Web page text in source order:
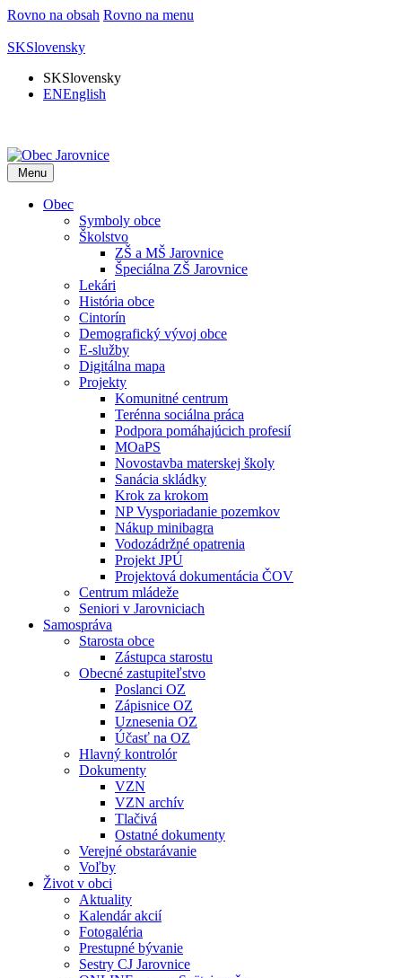
Rovno na obsah Rovno na menu
SKSlovensky
SKSlovensky
ENEnglish
Menu
Obec
Symboly obce
Školstvo
ZŠ a MŠ Jarovnice
Špeciálna ZŠ Jarovnice
Lekári
História obce
Cintorín
Demografický vývoj obce
E-služby
Digitálna mapa
Projekty
Komunitné centrum
Terénna sociálna práca
Podpora pomáhajúcich profesií
MOaPS
Novostavba materskej školy
Sanácia skládky
Krok za krokom
NP Vysporiadanie pozemkov
Nákup minibagra
Vodozádržné opatrenia
Projekt JPÚ
Projektová dokumentácia ČOV
Centrum mládeže
Seniori v Jarovniciach
Samospráva
Starosta obce
Zástupca starostu
Obecné zastupiteľstvo
Poslanci OZ
Zápisnice OZ
Uznesenia OZ
Účasť na OZ
Hlavný kontrolór
Dokumenty
VZN
VZN archív
Tlačivá
Ostatné dokumenty
Verejné obstarávanie
Voľby
Život v obci
Aktuality
Kalendár akcií
Fotogaléria
Prestupné bývanie
Sestry CJ Jarovnice